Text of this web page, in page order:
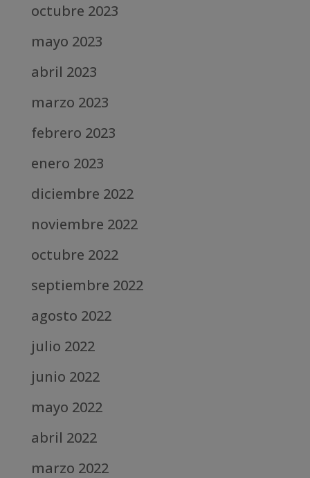
octubre 2023
mayo 2023
abril 2023
marzo 2023
febrero 2023
enero 2023
diciembre 2022
noviembre 2022
octubre 2022
septiembre 2022
agosto 2022
julio 2022
junio 2022
mayo 2022
abril 2022
marzo 2022